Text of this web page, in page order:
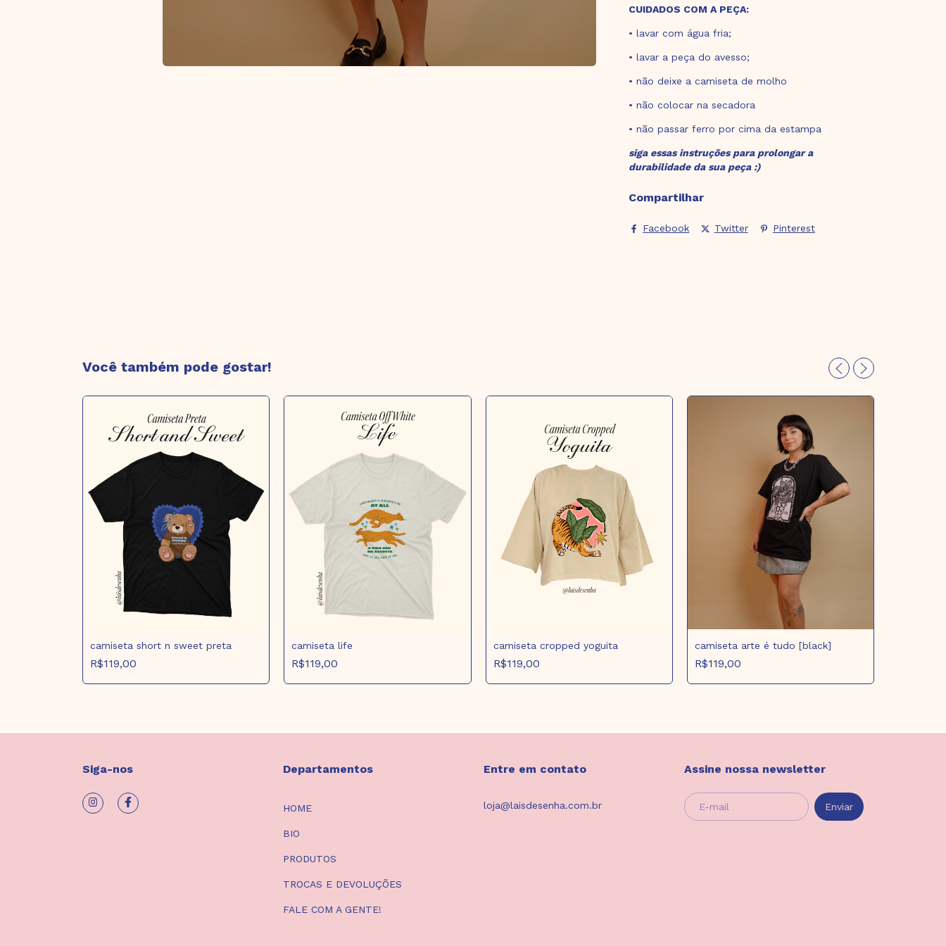
CUIDADOS COM A PEÇA:
• lavar com água fria;
• lavar a peça do avesso;
• não deixe a camiseta de molho
• não colocar na secadora
• não passar ferro por cima da estampa
siga essas instruções para prolongar a
durabilidade da sua peça :)
Compartilhar
Facebook Twitter Pinterest
Você também pode gostar!
camiseta short n sweet preta
R$119,00
camiseta life
R$119,00
camiseta cropped yoguita
R$119,00
camiseta arte é tudo [black]
R$119,00
Siga-nos Departamentos
HOME
BIO
PRODUTOS
TROCAS E DEVOLUÇÕES
FALE COM A GENTE!
Entre em contato
loja@laisdesenha.com.br
Assine nossa newsletter